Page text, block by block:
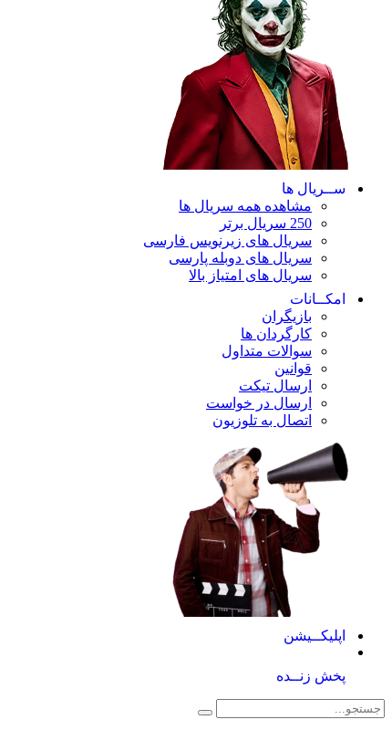
ســریال ها
مشاهده همه سریال ها
250 سریال برتر
سریال های زیرنویس فارسی
سریال های دوبله پارسی
سریال های امتیاز بالا
امکــانات
بازیگران
کارگردان ها
سوالات متداول
قوانین
ارسال تیکت
ارسال در خواست
اتصال به تلوزیون
اپلیکــیشن
پخش زنــده